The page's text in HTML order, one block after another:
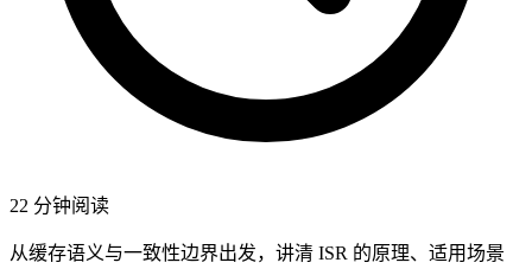
22 分钟阅读
从缓存语义与一致性边界出发，讲清 ISR 的原理、适用场景